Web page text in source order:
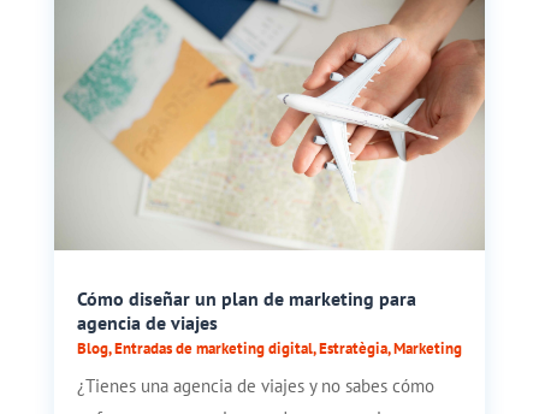
Cómo diseñar un plan de marketing para
agencia de viajes
Blog,Entradas de marketing digital,Estratègia,Marketing
¿Tienes una agencia de viajes y no sabes cómo